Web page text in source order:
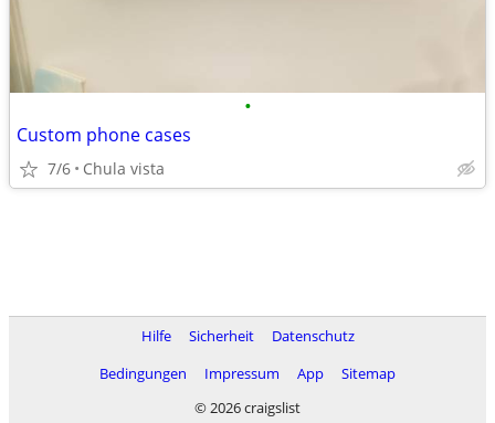
•
Custom phone cases
7/6 Chula vista
Hilfe Sicherheit
Datenschutz
Bedingungen
Impressum App
Sitemap
© 2026 craigslist